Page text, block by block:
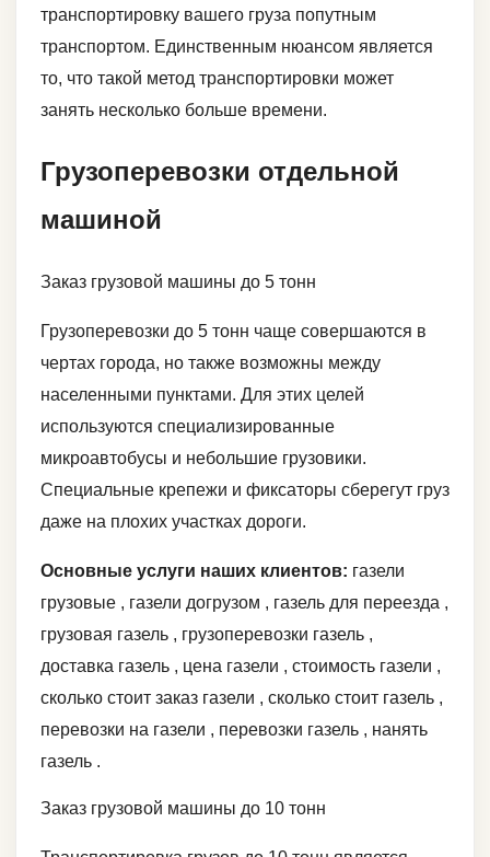
транспортировку вашего груза попутным
транспортом. Единственным нюансом является
то, что такой метод транспортировки может
занять несколько больше времени.
Грузоперевозки отдельной
машиной
Заказ грузовой машины до 5 тонн
Грузоперевозки до 5 тонн чаще совершаются в
чертах города, но также возможны между
населенными пунктами. Для этих целей
используются специализированные
микроавтобусы и небольшие грузовики.
Специальные крепежи и фиксаторы сберегут груз
даже на плохих участках дороги.
Основные услуги наших клиентов: газели
грузовые , газели догрузом , газель для переезда ,
грузовая газель , грузоперевозки газель ,
доставка газель , цена газели , стоимость газели ,
сколько стоит заказ газели , сколько стоит газель ,
перевозки на газели , перевозки газель , нанять
газель .
Заказ грузовой машины до 10 тонн